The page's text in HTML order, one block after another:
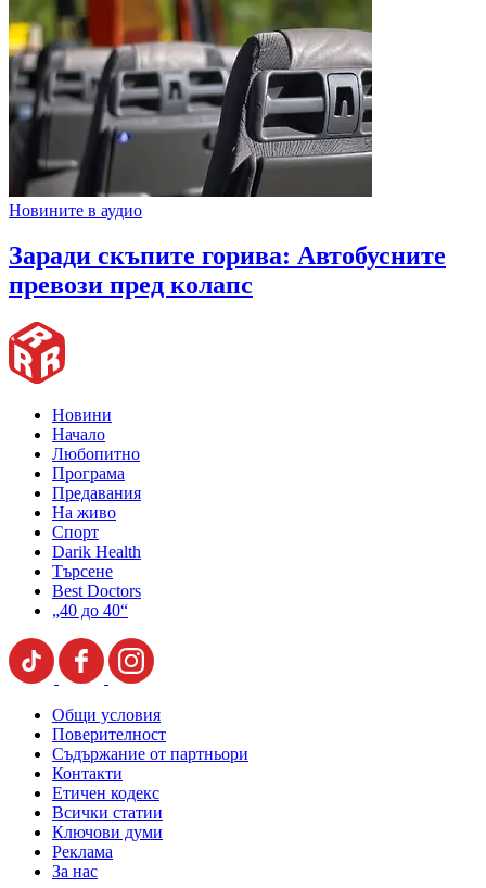
Новините в аудио
Заради скъпите горива: Автобусните
превози пред колапс
Новини
Начало
Любопитно
Програма
Предавания
На живо
Спорт
Darik Health
Търсене
Best Doctors
„40 до 40“
Общи условия
Поверителност
Съдържание от партньори
Контакти
Етичен кодекс
Всички статии
Ключови думи
Реклама
За нас